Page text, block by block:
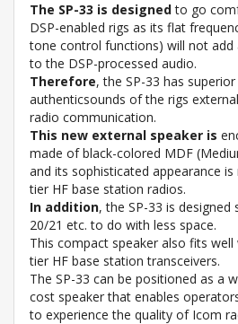
The SP-33 is designedto go
DSP-enabled rigs as its flat
tone control functions) will not add
to the DSP-processed audio.
Therefore, the SP-33 has
authenticsounds of the rigs
radio communication.
This new external speaker is
made of black-colored MDF
and its sophisticated appearance
tier HF base station radios.
In addition, the SP-33 is designed
20/21 etc. to do with less space.
This compact speaker also fits
tier HF base station transceivers.
The SP-33 can be positioned as a
cost speaker that enables
to experience the quality of Icom